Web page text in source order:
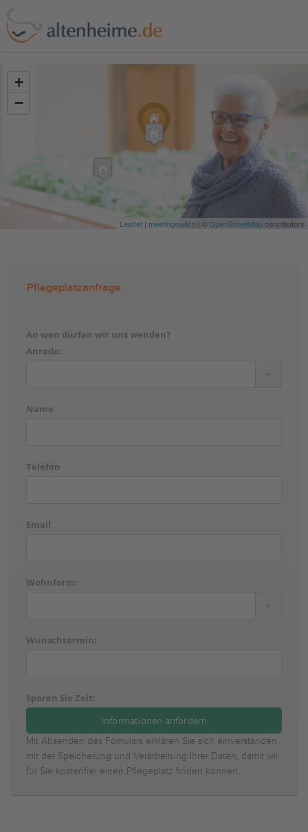
+
−
Leaflet | meetingswitch | ©OpenStreetMapcontributors
Pflegeplatzanfrage
An wen dürfen wir uns wenden?
Anrede:
Name
Telefon
Email
Wohnform:
Wunschtermin:
Sparen Sie Zeit:
Mit Absenden des Fomulars erklären Sie sich einverstanden
mit der Speicherung und Verarbeitung Ihrer Daten, damit wir
für Sie kostenfrei einen Pflegeplatz finden können.